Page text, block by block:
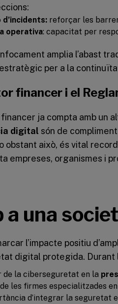
d’incidents: reforçar les
operativa: capacitat per
amplia l’abast
per a la
financer i el
ja compta amb un
digital són de
obstant això, és vital
empreses, organismes i
a una
l’impacte positiu
digital protegida.
de la ciberseguretat en la
les firmes especialitzades
d’integrar la seguretat